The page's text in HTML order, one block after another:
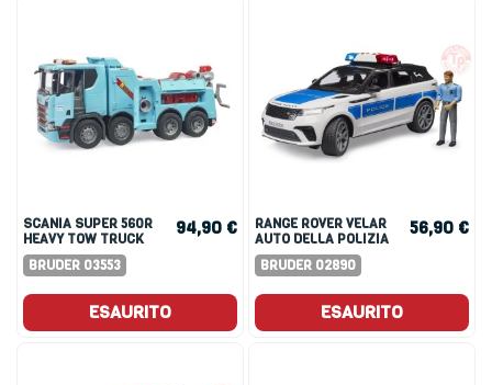
SCANIA SUPER 560R
HEAVY TOW TRUCK
WITH L+S MODULE
BRUDER 03553
94,90 €
ESAURITO
RANGE ROVER VELAR
AUTO DELLA POLIZIA
CON POLIZIOTTO
BRUDER 02890
56,90 €
ESAURITO